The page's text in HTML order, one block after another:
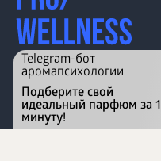
Перейти на сайт
Telegram-бот
аромапсихологии
Подберите свой
идеальный парфюм за 1
минуту!